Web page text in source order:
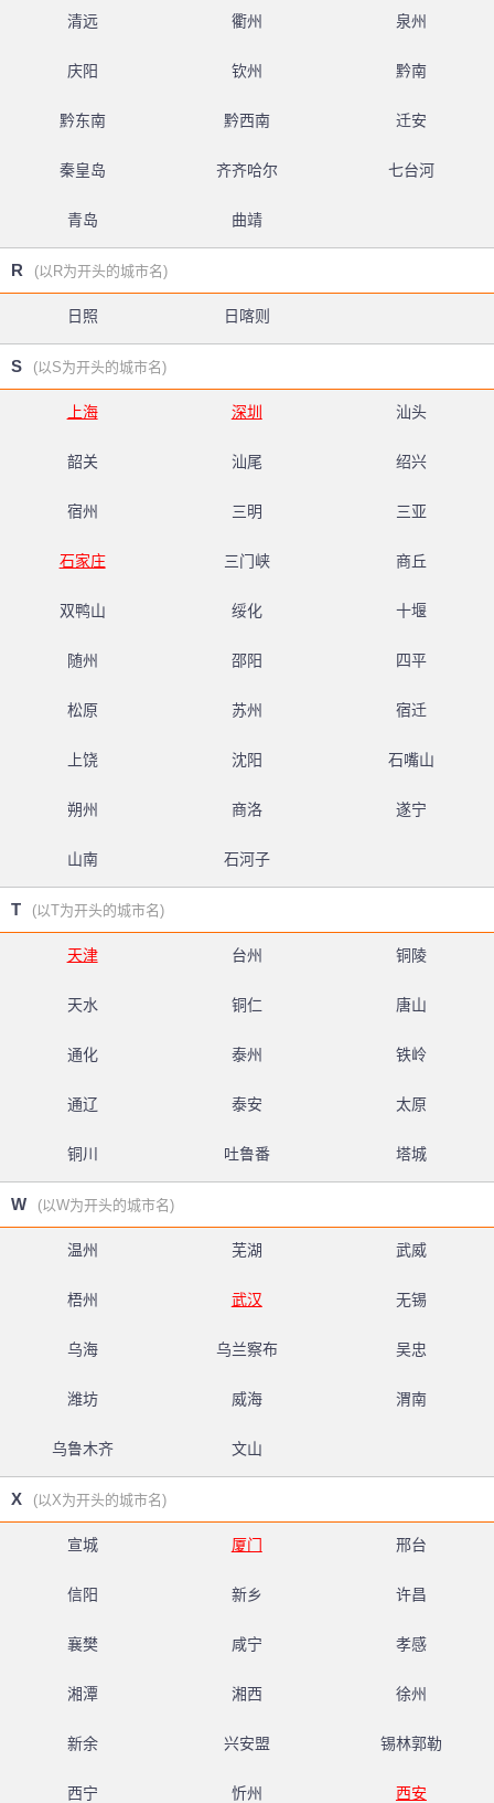
清远 衢州 泉州
庆阳 钦州 黔南
黔东南 黔西南 迁安
秦皇岛 齐齐哈尔 七台河
青岛 曲靖
R (以R为开头的城市名)
日照 日喀则
S (以S为开头的城市名)
上海 深圳 汕头
韶关 汕尾 绍兴
宿州 三明 三亚
石家庄 三门峡 商丘
双鸭山 绥化 十堰
随州 邵阳 四平
松原 苏州 宿迁
上饶 沈阳 石嘴山
朔州 商洛 遂宁
山南 石河子
T (以T为开头的城市名)
天津 台州 铜陵
天水 铜仁 唐山
通化 泰州 铁岭
通辽 泰安 太原
铜川 吐鲁番 塔城
W (以W为开头的城市名)
温州 芜湖 武威
梧州 武汉 无锡
乌海 乌兰察布 吴忠
潍坊 威海 渭南
乌鲁木齐 文山
X (以X为开头的城市名)
宣城 厦门 邢台
信阳 新乡 许昌
襄樊 咸宁 孝感
湘潭 湘西 徐州
新余 兴安盟 锡林郭勒
西宁 忻州 西安